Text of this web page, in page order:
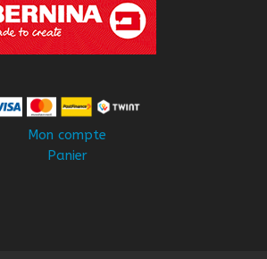
Mon compte
Panier